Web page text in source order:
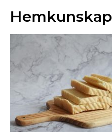
Hemkunskap